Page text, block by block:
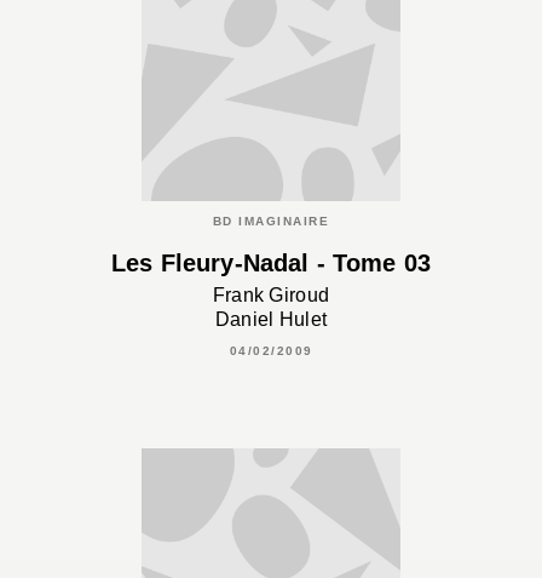
BD IMAGINAIRE
Les Fleury-Nadal - Tome 03
Frank Giroud
Daniel Hulet
04/02/2009